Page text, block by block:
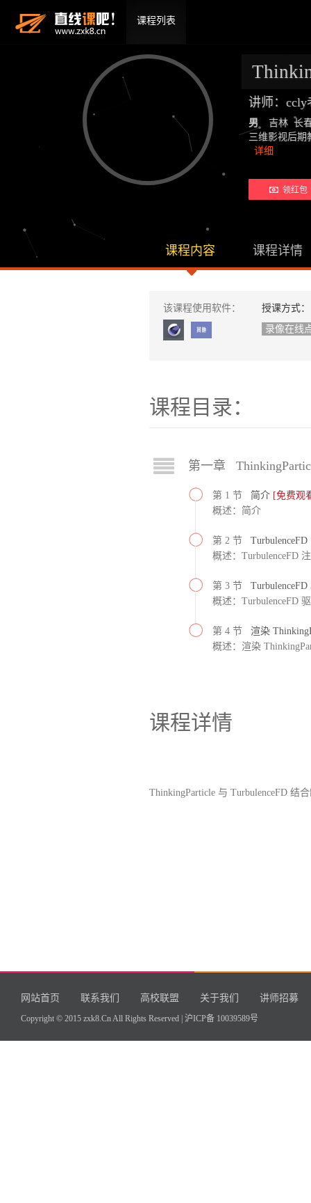
课程列表
讲师：ccly
男
吉林 长
三维影视后期
详细
领红包
课程内容 课程详情
该课程使用软件：
授课方式：
录像在线
课程目录：
第一章
第 1 节 简介 [免费观
概述：简介
第 2 节
概述：TurbulenceFD
第 3 节
概述：TurbulenceFD
第 4 节 渲染
概述：渲染
课程详情
ThinkingParticle 与 TurbulenceFD 结
网站首页 联系我们 高校联盟 关于我们 讲师招募
Copyright © 2015 zxk8.Cn All Rights Reserved | 沪ICP备 10039589号